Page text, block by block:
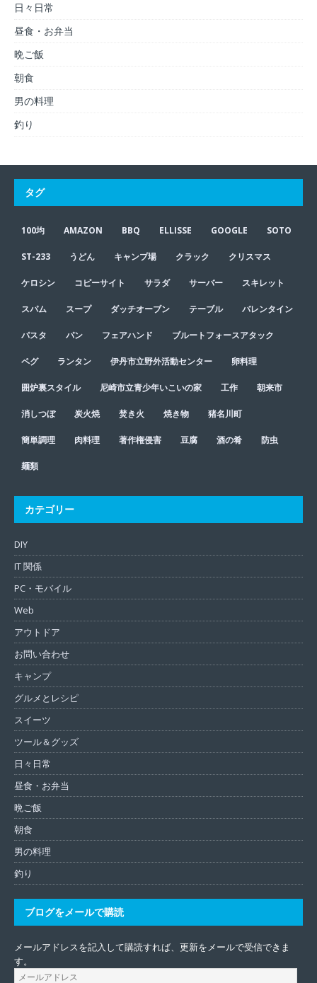
日々日常
昼食・お弁当
晩ご飯
朝食
男の料理
釣り
タグ
100均 AMAZON BBQ ELLISSE GOOGLE SOTO
ST-233 うどん キャンプ場 クラック クリスマス
ケロシン コピーサイト サラダ サーバー スキレット
スパム スープ ダッチオーブン テーブル バレンタイン
パスタ パン フェアハンド ブルートフォースアタック
ペグ ランタン 伊丹市立野外活動センター 卵料理
囲炉裏スタイル 尼崎市立青少年いこいの家 工作 朝来市
消しつぼ 炭火焼 焚き火 焼き物 猪名川町
簡単調理 肉料理 著作権侵害 豆腐 酒の肴 防虫
麺類
カテゴリー
DIY
IT 関係
PC・モバイル
Web
アウトドア
お問い合わせ
キャンプ
グルメとレシピ
スイーツ
ツール＆グッズ
日々日常
昼食・お弁当
晩ご飯
朝食
男の料理
釣り
ブログをメールで購読
メールアドレスを記入して購読すれば、更新をメールで受信できま
す。